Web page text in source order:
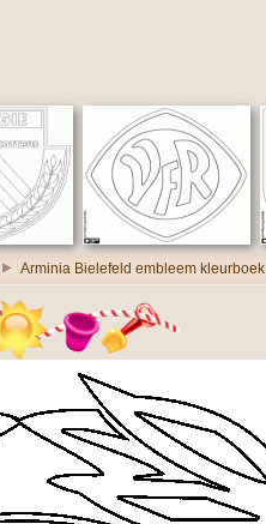
Arminia Bielefeld embleem kleurboek